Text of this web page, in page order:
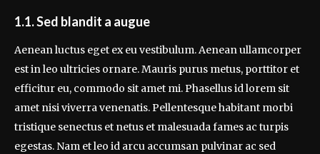
1.1. Sed blandit a augue
Aenean luctus eget ex eu vestibulum. Aenean ullamcorper
est in leo ultricies ornare. Mauris purus metus, porttitor et
efficitur eu, commodo sit amet mi. Phasellus id lorem sit
amet nisi viverra venenatis. Pellentesque habitant morbi
tristique senectus et netus et malesuada fames ac turpis
egestas. Nam et leo id arcu accumsan pulvinar ac sed